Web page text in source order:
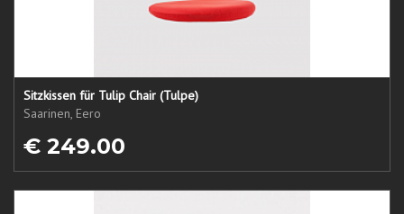
Sitzkissen für Tulip Chair (Tulpe)
Saarinen, Eero
€ 249.00